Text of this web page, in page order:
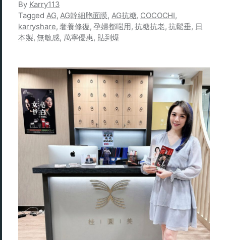
By Karry113
Tagged AG, AG幹細胞面膜, AG抗糖, COCOCHI,
karryshare,奢養修復,孕婦都啱用,抗糖抗老,抗鬆垂, 日
本製,無敏感, 萬寧優惠, 貼到爆